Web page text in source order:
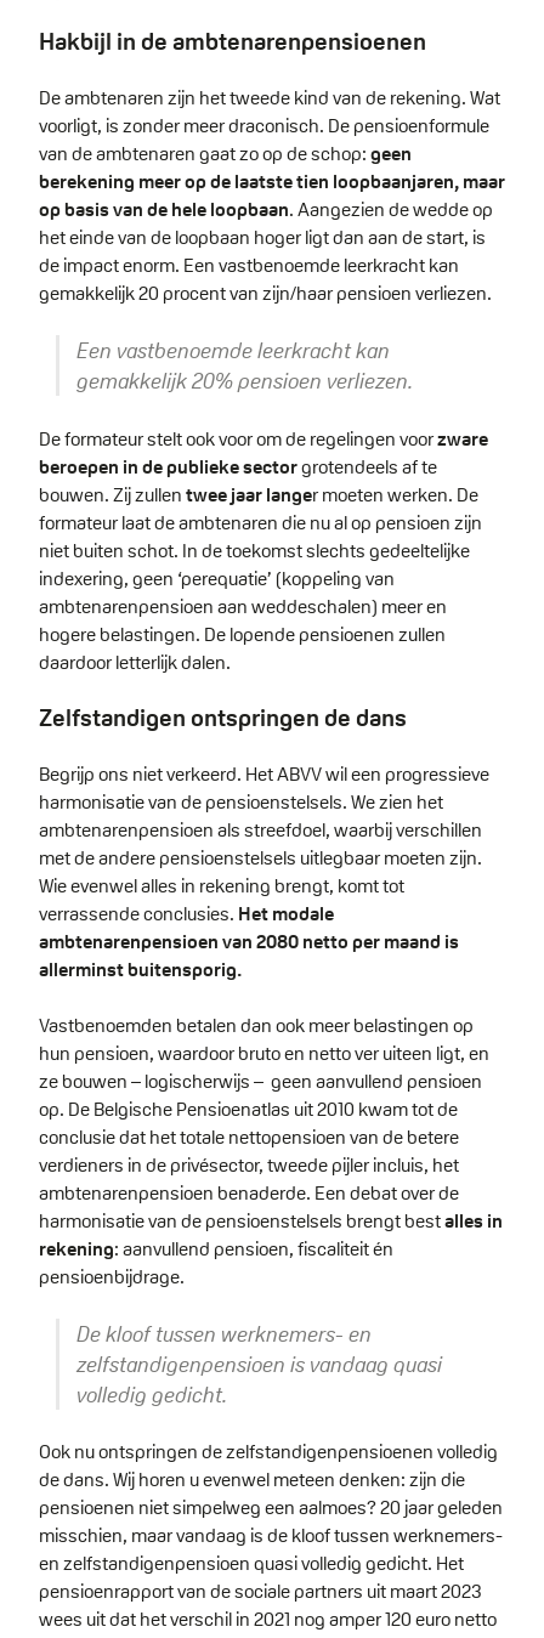
Hakbijl in de ambtenarenpensioenen
De ambtenaren zijn het tweede kind van de rekening. Wat
voorligt, is zonder meer draconisch. De pensioenformule
van de ambtenaren gaat zo op de schop:geen
berekening meer op de laatste tien loopbaanjaren, maar
op basis van de hele loopbaan. Aangezien de wedde op
het einde van de loopbaan hoger ligt dan aan de start, is
de impact enorm. Een vastbenoemde leerkracht kan
gemakkelijk 20 procent van zijn/haar pensioen verliezen.
Een vastbenoemde leerkracht kan
gemakkelijk 20% pensioen verliezen.
De formateur stelt ook voor om de regelingen voorzware
beroepen in de publieke sectorgrotendeels af te
bouwen. Zij zullentwee jaar langer moeten werken. De
formateur laat de ambtenaren die nu al op pensioen zijn
niet buiten schot. In de toekomst slechts gedeeltelijke
indexering, geen ‘perequatie’ (koppeling van
ambtenarenpensioen aan weddeschalen) meer en
hogere belastingen. De lopende pensioenen zullen
daardoor letterlijk dalen.
Zelfstandigen ontspringen de dans
Begrijp ons niet verkeerd. Het ABVV wil een progressieve
harmonisatie van de pensioenstelsels. We zien het
ambtenarenpensioen als streefdoel, waarbij verschillen
met de andere pensioenstelsels uitlegbaar moeten zijn.
Wie evenwel alles in rekening brengt, komt tot
verrassende conclusies. Het modale
ambtenarenpensioen van 2080 netto per maand is
allerminst buitensporig.
Vastbenoemden betalen dan ook meer belastingen op
hun pensioen, waardoor bruto en netto ver uiteen ligt, en
ze bouwen – logischerwijs – geen aanvullend pensioen
op. De Belgische Pensioenatlas uit 2010 kwam tot de
conclusie dat het totale nettopensioen van de betere
verdieners in de privésector, tweede pijler incluis, het
ambtenarenpensioen benaderde. Een debat over de
harmonisatie van de pensioenstelsels brengt bestalles in
rekening: aanvullend pensioen, fiscaliteit én
pensioenbijdrage.
De kloof tussen werknemers- en
zelfstandigenpensioen is vandaag quasi
volledig gedicht.
Ook nu ontspringen de zelfstandigenpensioenen volledig
de dans. Wij horen u evenwel meteen denken: zijn die
pensioenen niet simpelweg een aalmoes? 20 jaar geleden
misschien, maar vandaag is de kloof tussen werknemers-
en zelfstandigenpensioen quasi volledig gedicht. Het
pensioenrapport van de sociale partners uit maart 2023
wees uit dat het verschil in 2021 nog amper 120 euro netto